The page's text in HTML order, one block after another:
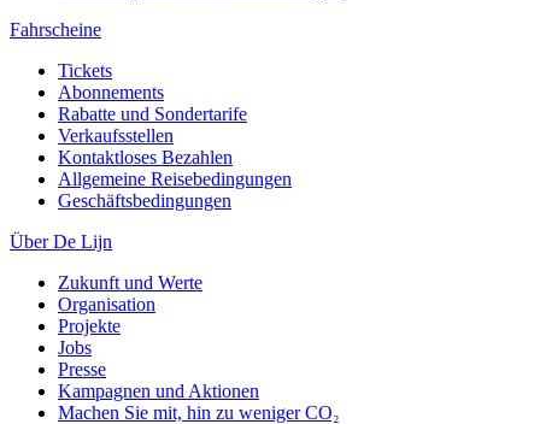
Fahrscheine
Tickets
Abonnements
Rabatte und Sondertarife
Verkaufsstellen
Kontaktloses Bezahlen
Allgemeine Reisebedingungen
Geschäftsbedingungen
Über De Lijn
Zukunft und Werte
Organisation
Projekte
Jobs
Presse
Kampagnen und Aktionen
Machen Sie mit, hin zu weniger CO₂